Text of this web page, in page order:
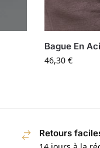
Bague En
46,30 €
Retours